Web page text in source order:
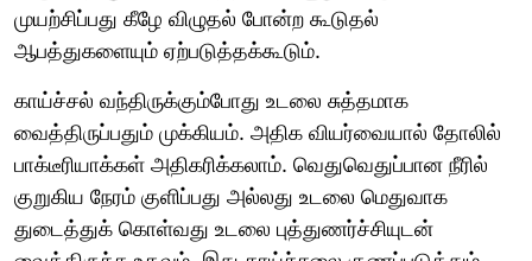
முயற்சிப்பது கீழே விழுதல் போன்ற கூடுதல்
ஆபத்துகளையும் ஏற்படுத்தக்கூடும்.
காய்ச்சல் வந்திருக்கும்போது உடலை சுத்தமாக
வைத்திருப்பதும் முக்கியம். அதிக வியர்வையால் தோலில்
பாக்டீரியாக்கள் அதிகரிக்கலாம். வெதுவெதுப்பான நீரில்
குறுகிய நேரம் குளிப்பது அல்லது உடலை மெதுவாக
துடைத்துக் கொள்வது உடலை புத்துணர்ச்சியுடன்